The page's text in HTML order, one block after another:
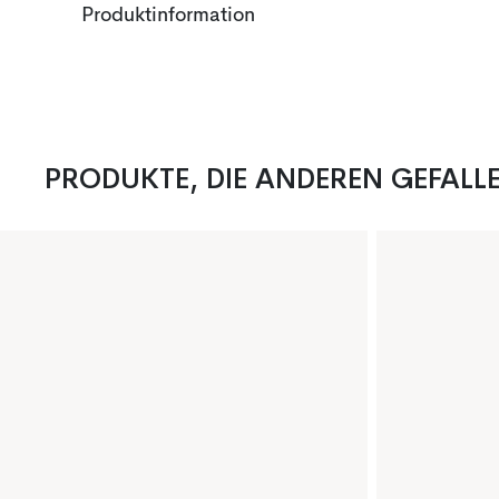
Produktinformation
PRODUKTE, DIE ANDEREN